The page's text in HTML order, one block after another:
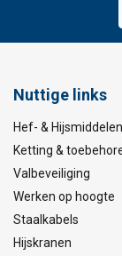
Nuttige links
Hef- & Hijsmiddelen
Ketting &
Valbeveiliging
Werken op hoogte
Staalkabels
Hijskranen